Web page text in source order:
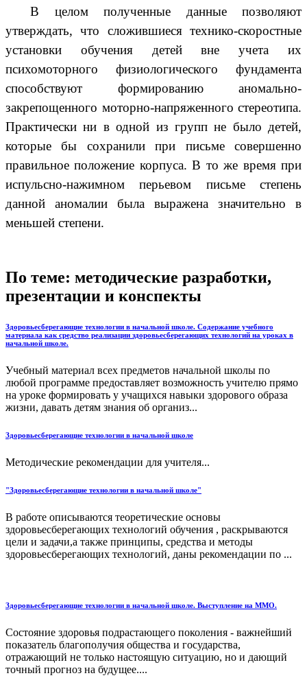
В целом полученные данные позволяют
утверждать, что сложившиеся технико-скоростные
установки обучения детей вне учета их
психомоторного физиологического фундамента
способствуют формированию аномально-
закрепощенного моторно-напряженного стереотипа.
Практически ни в одной из групп не было детей,
которые бы сохранили при письме совершенно
правильное положение корпуса. В то же время при
испульсно-нажимном перьевом письме степень
данной аномалии была выражена значительно в
меньшей степени.
По теме: методические разработки,
презентации и конспекты
Здоровьесберегающие технологии в начальной школе. Содержание учебного
материала как средство реализации здоровьесберегающих технологий на уроках в
начальной школе.
Учебный материал всех предметов начальной школы по
любой программе предоставляет возможность учителю прямо
на уроке формировать у учащихся навыки здорового образа
жизни, давать детям знания об организ...
Здоровьесберегающие технологии в начальной школе
Методические рекомендации для учителя...
"Здоровьесберегающие технологии в начальной школе"
В работе описываются теоретические основы
здоровьесберегающих технологий обучения , раскрываются
цели и задачи,а также принципы, средства и методы
здоровьесберегающих технологий, даны рекомендации по ...
Здоровьесберегающие технологии в начальной школе. Выступление на ММО.
Состояние здоровья подрастающего поколения - важнейший
показатель благополучия общества и государства,
отражающий не только настоящую ситуацию, но и дающий
точный прогноз на будущее....